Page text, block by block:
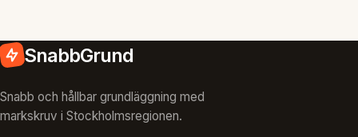
SnabbGrund
Snabb och hållbar grundläggning med
markskruv i Stockholmsregionen.